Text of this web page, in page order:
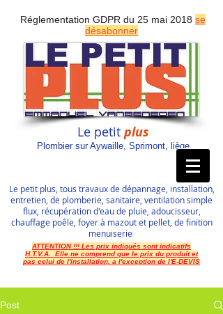
Réglementation GDPR du 25 mai 2018 se
désabonner
Le petit plus
Plombier sur Aywaille, Sprimont, liège
Le petit plus, tous travaux de dépannage, installation,
entretien, de plomberie, sanitaire, ventilation simple
flux, récupération d'eau de pluie, adoucisseur,
chauffage poêle, foyer à mazout et pellet, de finition
menuiserie
ATTENTION !!! Les prix indiqués sont indicatifs
H.T.V.A. Elle ne comprend que le prix du produit et
pas celui de l'installation, a l'exception de l'E-DEVIS
Post